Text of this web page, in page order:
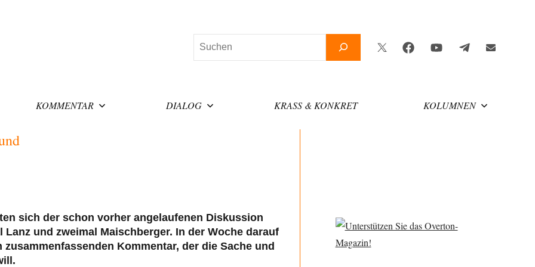
Suchen
Twitter
FacebookYouTubeTelegramNewsletter
KOMMENTAR DIALOG KRASS & KONKRET KOLUMNEN
sich der schon vorher angelaufenen Diskussion
und zweimal Maischberger. In der Woche darauf
Kommentar, der die Sache und